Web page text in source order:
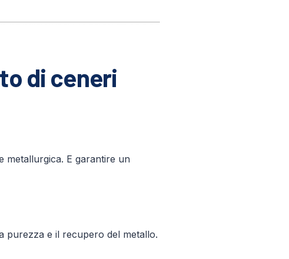
di ceneri
metallurgica. E garantire un
purezza e il recupero del metallo.